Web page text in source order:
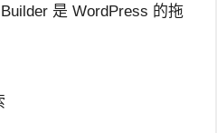
是 WordPress 的拖